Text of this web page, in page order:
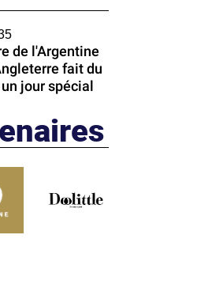
de l'Argentine
fait du
jour spécial